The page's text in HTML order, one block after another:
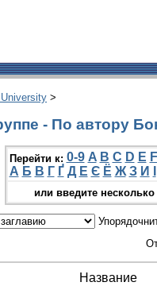
>
- По автору
Перейти к: 0-9 A B C D E F
А Б В Г Ґ Д Е Є Ё Ж З И
или введите
Название